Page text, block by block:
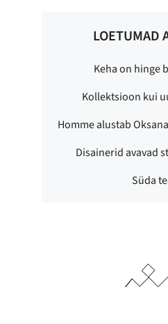
LOETUMAD
Keha on hinge
Kollektsioon kui
Homme alustab
Disainerid avavad
Süda